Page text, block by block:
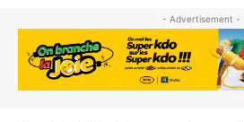
- Advertisement -